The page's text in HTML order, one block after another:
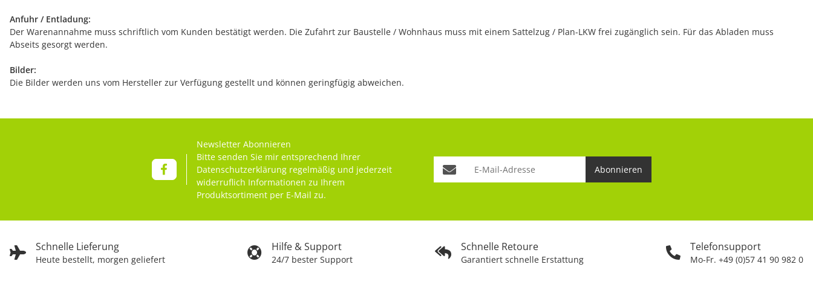
Anfuhr / Entladung:
Der Warenannahme muss schriftlich vom Kunden bestätigt werden. Die Zufahrt zur Baustelle / Wohnhaus muss mit einem Sattelzug / Plan-LKW frei zugänglich sein. Für das Abladen muss
Abseits gesorgt werden.
Bilder:
Die Bilder werden uns vom Hersteller zur Verfügung gestellt und können geringfügig abweichen.
Schnelle Lieferung
Heute bestellt, morgen geliefert
Hilfe & Support
24/7 bester Support
Schnelle Retoure
Garantiert schnelle Erstattung
Telefonsupport
Mo-Fr. +49 (0)57 41 90 982 0
Newsletter Abonnieren
Bitte senden Sie mir entsprechend Ihrer
Datenschutzerklärung regelmäßig und jederzeit
widerruflich Informationen zu Ihrem
Produktsortiment per E-Mail zu.
Abonnieren